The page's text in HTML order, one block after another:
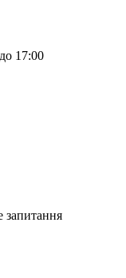
17:00
запитання